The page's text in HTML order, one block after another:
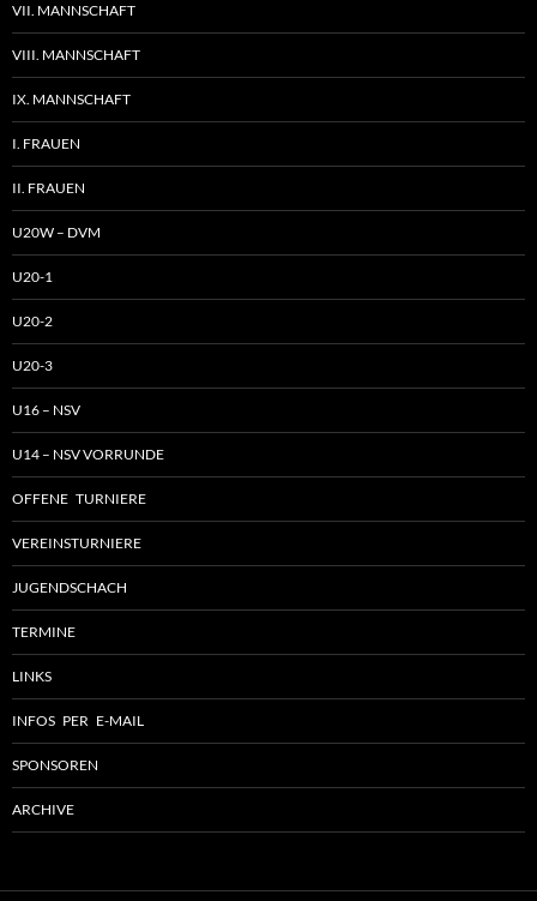
VII. MANNSCHAFT
VIII. MANNSCHAFT
IX. MANNSCHAFT
I. FRAUEN
II. FRAUEN
U20W – DVM
U20-1
U20-2
U20-3
U16 – NSV
U14 – NSV VORRUNDE
OFFENE TURNIERE
VEREINSTURNIERE
JUGENDSCHACH
TERMINE
LINKS
INFOS PER E-MAIL
SPONSOREN
ARCHIVE